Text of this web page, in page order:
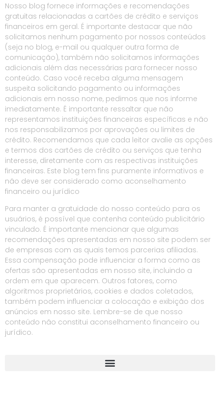
Nosso blog fornece informações e recomendações
gratuitas relacionadas a cartões de crédito e serviços
financeiros em geral. É importante destacar que não
solicitamos nenhum pagamento por nossos conteúdos
(seja no blog, e-mail ou qualquer outra forma de
comunicação), também não solicitamos informações
adicionais além das necessárias para fornecer nosso
conteúdo. Caso você receba alguma mensagem
suspeita solicitando pagamento ou informações
adicionais em nosso nome, pedimos que nos informe
imediatamente. É importante ressaltar que não
representamos instituições financeiras específicas e não
nos responsabilizamos por aprovações ou limites de
crédito. Recomendamos que cada leitor avalie as opções
e termos dos cartões de crédito ou serviços que tenha
interesse, diretamente com as respectivas instituições
financeiras. Este blog tem fins puramente informativos e
não deve ser considerado como aconselhamento
financeiro ou jurídico
Para manter a gratuidade do nosso conteúdo para os
usuários, é possível que contenha conteúdo publicitário
vinculado. É importante mencionar que algumas
recomendações apresentadas em nosso site podem ser
de empresas com as quais temos parcerias afiliadas.
Essa compensação pode influenciar a forma como as
ofertas são apresentadas em nosso site, incluindo a
ordem em que aparecem. Outros fatores, como
algoritmos proprietários, cookies e dados coletados,
também podem influenciar a colocação e exibição dos
anúncios em nosso site. Lembre-se de que nosso
conteúdo não constitui aconselhamento financeiro ou
jurídico.